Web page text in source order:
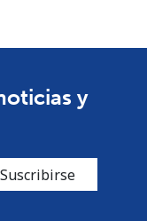
y
Suscribirse